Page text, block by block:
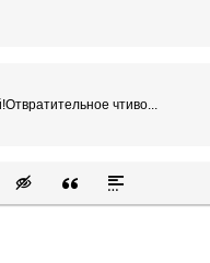
чтиво...
список
смайлик
Вставка скрытого текста
Вставка цитаты
Вставка